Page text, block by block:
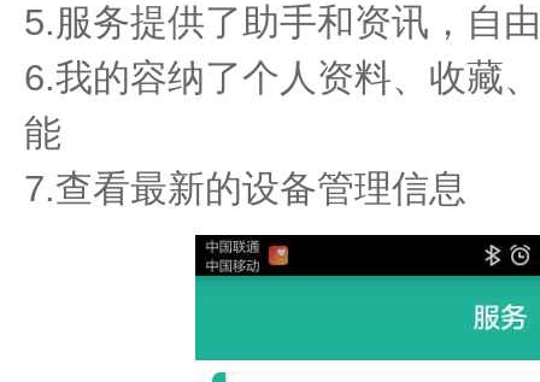
5.服务提供了助手和资讯，自
6.我的容纳了个人资料、收藏
能
7.查看最新的设备管理信息